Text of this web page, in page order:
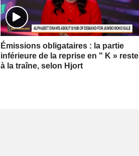
Émissions obligataires : la partie
inférieure de la reprise en " K » reste
à la traîne, selon Hjort